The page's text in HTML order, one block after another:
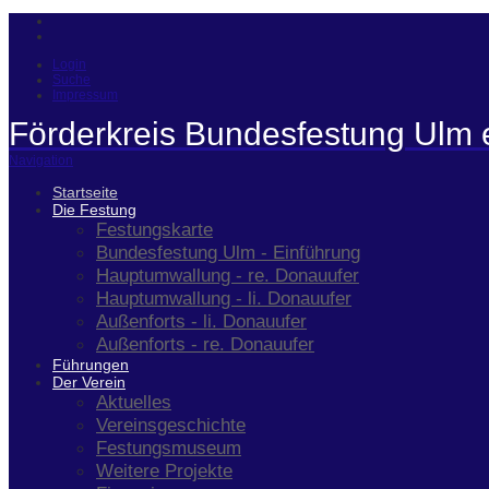
Login
Suche
Impressum
Förderkreis Bundesfestung Ulm
Navigation
Startseite
Die Festung
Festungskarte
Bundesfestung Ulm - Einführung
Hauptumwallung - re. Donauufer
Hauptumwallung - li. Donauufer
Außenforts - li. Donauufer
Außenforts - re. Donauufer
Führungen
Der Verein
Aktuelles
Vereinsgeschichte
Festungsmuseum
Weitere Projekte